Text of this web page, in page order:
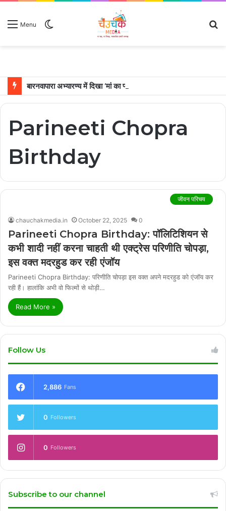
Menu
Parineeti Chopra
Birthday
जीवन परिचय
chauchakmedia.in October 22, 2025 0
Parineeti Chopra Birthday: पॉलिटिशियन से
कभी शादी नहीं करना चाहती थी एक्ट्रेस परिणीति चोपड़ा,
इस वक्त मदरहुड कर रही एंजॉय
Parineeti Chopra Birthday: परिणीति चोपड़ा इस वक्त अपने मदरहुड को एंजॉय कर
रही हैं। हालांकि अभी वो फिल्मों से थोड़ी…
Read More »
Follow Us
2,886 Fans
0 Followers
0 Followers
Subscribe to our channel